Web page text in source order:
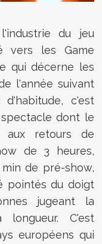
du jeu
vers les Game
qui décerne les
l'année suivant
d'habitude, c'est
dont le
aux retours de
de 3 heures,
de pré-show,
pointés du doigt
jugeant la
C'est
européens qui